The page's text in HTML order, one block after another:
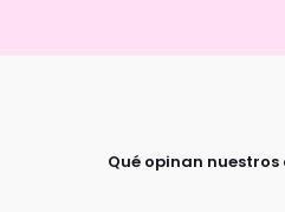
Qué opinan nuestros